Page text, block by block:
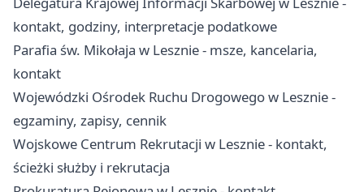
kontakt, godziny, interpretacje podatkowe
Parafia św. Mikołaja w Lesznie - msze, kancelaria,
kontakt
Wojewódzki Ośrodek Ruchu Drogowego w Lesznie -
egzaminy, zapisy, cennik
Wojskowe Centrum Rekrutacji w Lesznie - kontakt,
ścieżki służby i rekrutacja